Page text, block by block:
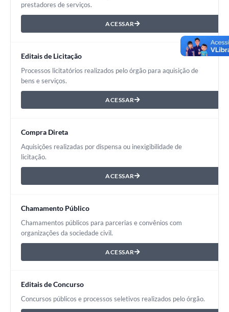
prestadores de serviços.
ACESSAR
Editais de Licitação
Processos licitatórios realizados pelo órgão para aquisição de
bens e serviços.
ACESSAR
Compra Direta
Aquisições realizadas por dispensa ou inexigibilidade de
licitação.
ACESSAR
Chamamento Público
Chamamentos públicos para parcerias e convênios com
organizações da sociedade civil.
ACESSAR
Editais de Concurso
Concursos públicos e processos seletivos realizados pelo órgão.